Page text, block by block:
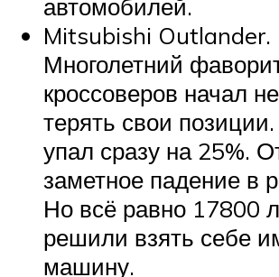
автомобилей.
Mitsubishi Outlander.
Многолетний
кроссоверов начал
терять свои
упал сразу на 25%.
заметное падение в
Но всё равно 17800
решили взять себе
машину.